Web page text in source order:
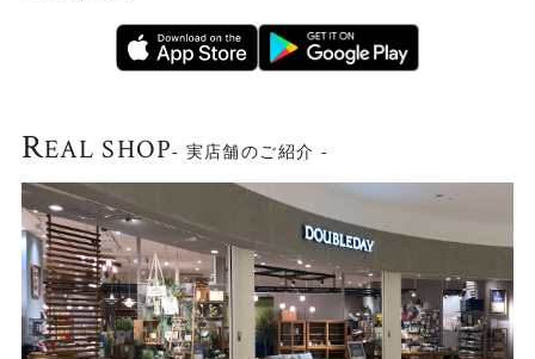
REAL SHOP- 実店舗のご紹介 -